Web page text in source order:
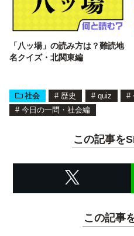
「八ッ場」の読み方は？難読地
名クイズ・北関東編
社会 # 歴史 # quiz #
# 今日の一問・社会編
この記事を
この記事